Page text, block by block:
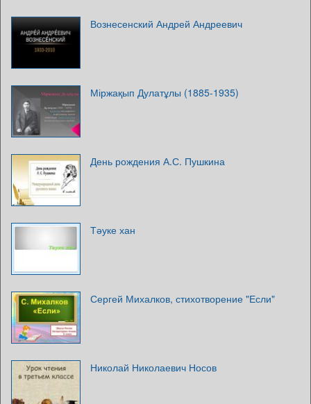
Вознесенский Андрей Андреевич
Міржақып Дулатұлы (1885-1935)
День рождения А.С. Пушкина
Тәуке хан
Сергей Михалков, стихотворение "Если"
Николай Николаевич Носов